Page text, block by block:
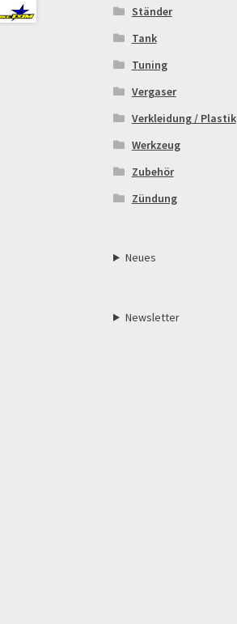
Ständer
Tank
Tuning
Vergaser
Verkleidung / Plastik
Werkzeug
Zubehör
Zündung
Neues
Newsletter